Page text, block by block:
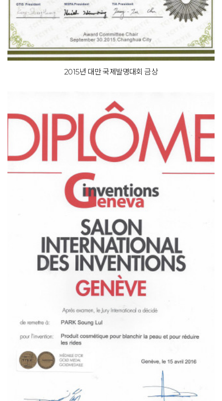
2015년 대만 국제발명대회 금상